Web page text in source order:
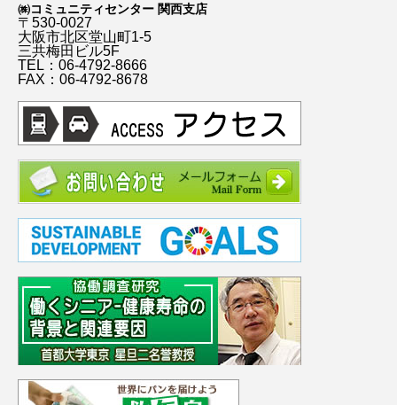
㈱コミュニティセンター 関西支店
〒530-0027
大阪市北区堂山町1-5
三共梅田ビル5F
TEL：06-4792-8666
FAX：06-4792-8678